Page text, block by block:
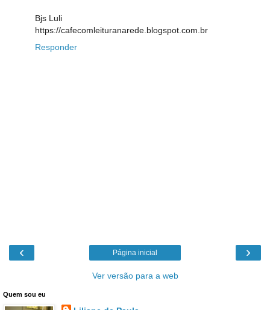
Bjs Luli
https://cafecomleituranarede.blogspot.com.br
Responder
‹ ›
Página inicial
Ver versão para a web
Quem sou eu